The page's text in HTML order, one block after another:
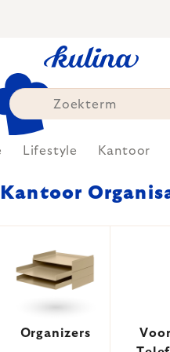
Lifestyle Kantoor
Kantoor
Organizers